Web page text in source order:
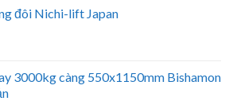
đôi Nichi-lift Japan
3000kg càng 550x1150mm Bishamon